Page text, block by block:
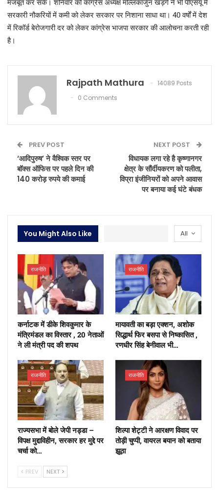
मजबूत कर सकें। शनिवार को कांग्रेस अध्यक्ष मल्लिकार्जुन खड़गे ने भी पीएसयू में
सरकारी नौकरियों में कमी को लेकर सरकार पर निशाना साधा था। 40 वर्षों में देश
में रिकॉर्ड बेरोजगारी दर को लेकर कांग्रेस भाजपा सरकार की आलोचना करती रही
है।
Rajpath Mathura
14089 Posts
0 Comments
PREV POST
‘आदिपुरुष’ ने वैश्विक स्तर पर
बॉक्स ऑफिस पर पहले दिन की
140 करोड़ रुपये की कमाई
NEXT POST
विधायक लगा रहे है कृष्णानगर
क्षेत्र के सौंर्दीयकरण को पलीता,
विप्रा इंजीनियरों को अपने आवास
पर बनाया कई घंटे बंधक
All
You Might Also Like
राजनीति
कर्नाटक में डीके शिवकुमार के
मंत्रिमंडल का विस्तार , 20 नेताओं
ने ली मंत्री पद की शपथ
राजनीति
मायावती का बड़ा एक्शन, अशोक
सिद्धार्थ फिर बसपा से निष्कासित ,
रणधीर सिंह बेनीवाल भी…
राजनीति
राज्यसभा में बोले जेपी नड्डा –
विपक्ष मुद्दाविहीन, सरकार हर मुद्दे पर
चर्चा को…
राजनीति
शिल्पा शेट्टी ने आरक्षण विवाद पर
तोड़ी चुप्पी, वायरल बयान को बताया
झूठा
PREV NEXT